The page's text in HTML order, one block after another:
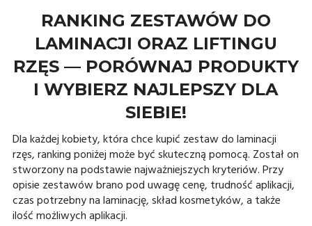
RANKING ZESTAWÓW DO
LAMINACJI ORAZ LIFTINGU
RZĘS — PORÓWNAJ PRODUKTY
I WYBIERZ NAJLEPSZY DLA
SIEBIE!
Dla każdej kobiety, która chce kupić zestaw do laminacji
rzęs, ranking poniżej może być skuteczną pomocą. Został on
stworzony na podstawie najważniejszych kryteriów. Przy
opisie zestawów brano pod uwagę cenę, trudność aplikacji,
czas potrzebny na laminację, skład kosmetyków, a także
ilość możliwych aplikacji.